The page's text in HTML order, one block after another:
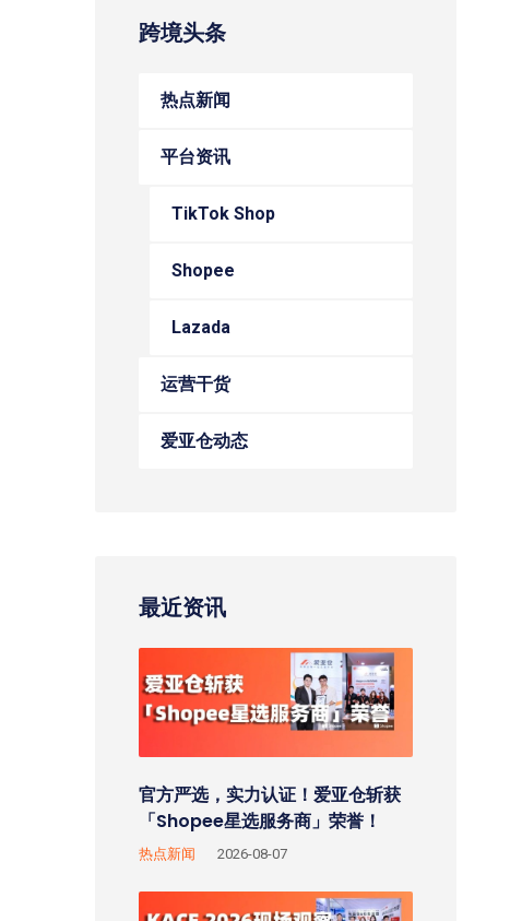
跨境头条
热点新闻
平台资讯
TikTok Shop
Shopee
Lazada
运营干货
爱亚仓动态
最近资讯
官方严选，实力认证！爱亚仓斩获
「Shopee星选服务商」荣誉！
热点新闻 2026-08-07